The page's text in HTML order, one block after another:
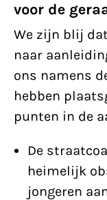
voor de
We zijn blij
naar
ons namens
hebben
punten in de
De
heimelijk
jongeren